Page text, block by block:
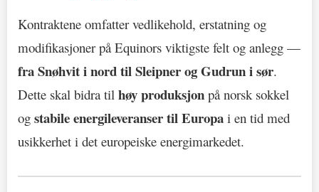
Kontraktene omfatter vedlikehold, erstatning og
modifikasjoner på Equinors viktigste felt og anlegg —
fra Snøhvit i nord til Sleipner og Gudrun i sør.
Dette skal bidra til høy produksjon på norsk sokkel
og stabile energileveranser til Europa i en tid med
usikkerhet i det europeiske energimarkedet.